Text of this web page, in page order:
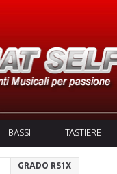
BASSI TASTIERE
GRADO RS1X